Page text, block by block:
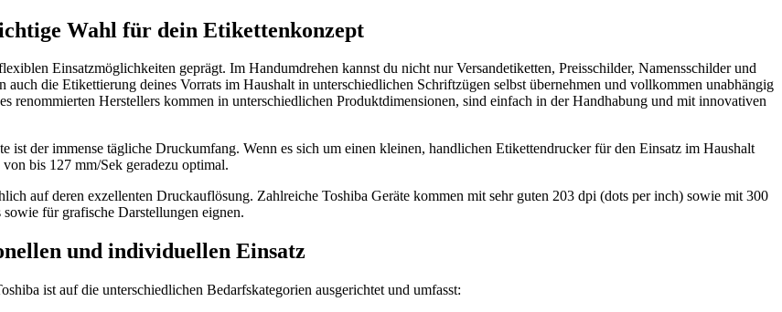
Wahl für dein Etikettenkonzept
Einsatzmöglichkeiten geprägt. Im Handumdrehen kannst du nicht nur Versandetiketten, Preisschilder, Namensschilder und
die Etikettierung deines Vorrats im Haushalt in unterschiedlichen Schriftzügen selbst übernehmen und vollkommen unabhängig
renommierten Herstellers kommen in unterschiedlichen Produktdimensionen, sind einfach in der Handhabung und mit innovativen
ist der immense tägliche Druckumfang. Wenn es sich um einen kleinen, handlichen Etikettendrucker für den Einsatz im Haushalt
bis 127 mm/Sek geradezu optimal.
auf deren exzellenten Druckauflösung. Zahlreiche Toshiba Geräte kommen mit sehr guten 203 dpi (dots per inch) sowie mit 300
für grafische Darstellungen eignen.
und individuellen Einsatz
ist auf die unterschiedlichen Bedarfskategorien ausgerichtet und umfasst: